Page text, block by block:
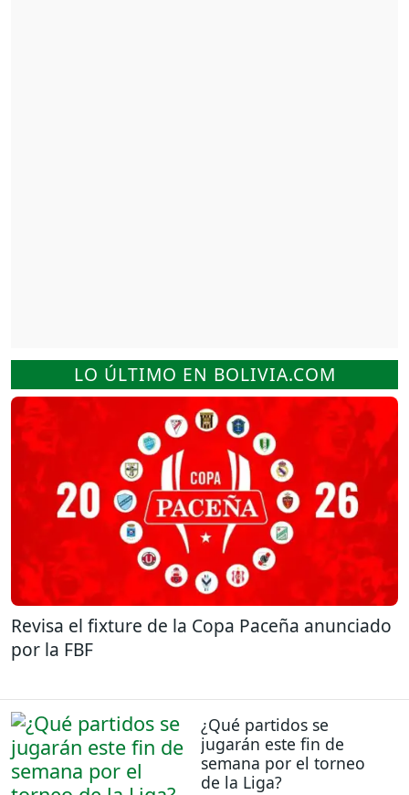
LO ÚLTIMO EN BOLIVIA.COM
Revisa el fixture de la Copa Paceña anunciado
por la FBF
¿Qué partidos se
jugarán este fin de
semana por el torneo
de la Liga?